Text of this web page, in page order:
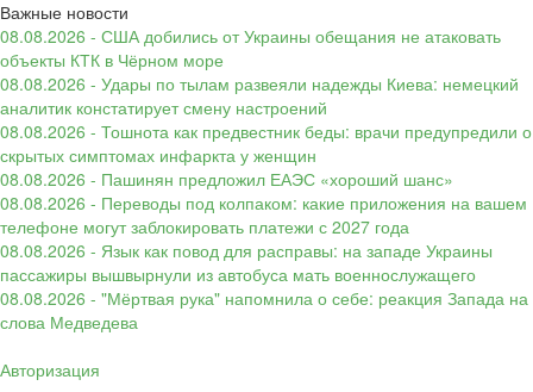
Важные новости
08.08.2026 - США добились от Украины обещания не атаковать
объекты КТК в Чёрном море
08.08.2026 - Удары по тылам развеяли надежды Киева: немецкий
аналитик констатирует смену настроений
08.08.2026 - Тошнота как предвестник беды: врачи предупредили о
скрытых симптомах инфаркта у женщин
08.08.2026 - Пашинян предложил ЕАЭС «хороший шанс»
08.08.2026 - Переводы под колпаком: какие приложения на вашем
телефоне могут заблокировать платежи с 2027 года
08.08.2026 - Язык как повод для расправы: на западе Украины
пассажиры вышвырнули из автобуса мать военнослужащего
08.08.2026 - "Мёртвая рука" напомнила о себе: реакция Запада на
слова Медведева
Авторизация